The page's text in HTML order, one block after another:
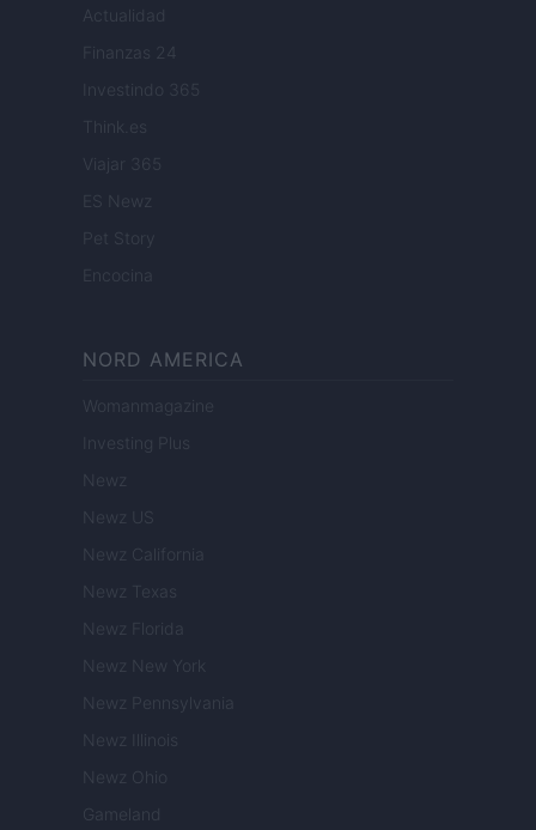
Actualidad
Finanzas 24
Investindo 365
Think.es
Viajar 365
ES Newz
Pet Story
Encocina
NORD AMERICA
Womanmagazine
Investing Plus
Newz
Newz US
Newz California
Newz Texas
Newz Florida
Newz New York
Newz Pennsylvania
Newz Illinois
Newz Ohio
Gameland